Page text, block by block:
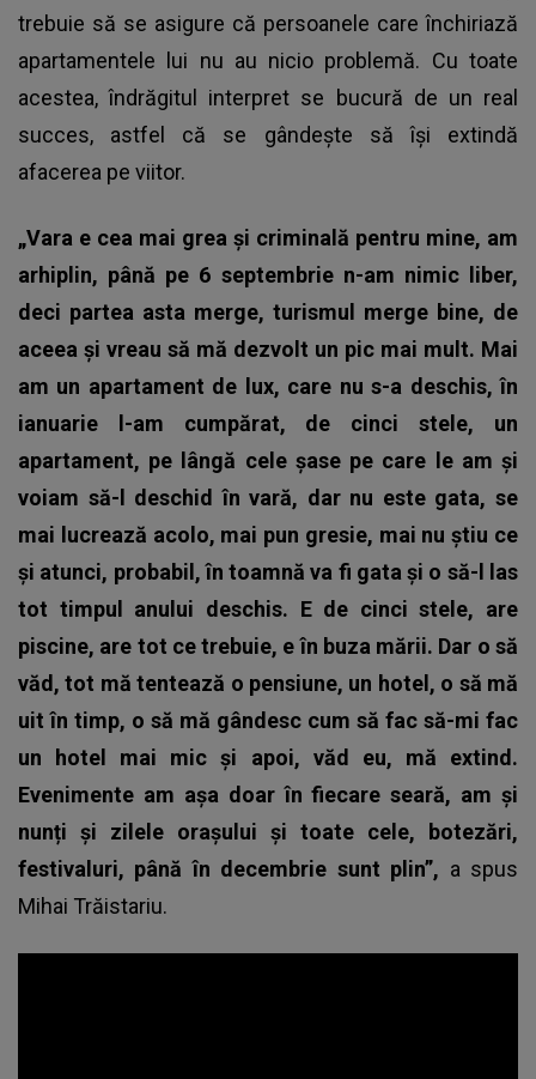
trebuie să se asigure că persoanele care închiriază
apartamentele lui nu au nicio problemă. Cu toate
acestea, îndrăgitul interpret se bucură de un real
succes, astfel că se gândește să își extindă
afacerea pe viitor.
„Vara e cea mai grea și criminală pentru mine, am
arhiplin, până pe 6 septembrie n-am nimic liber,
deci partea asta merge, turismul merge bine, de
aceea și vreau să mă dezvolt un pic mai mult. Mai
am un apartament de lux, care nu s-a deschis, în
ianuarie l-am cumpărat, de cinci stele, un
apartament, pe lângă cele șase pe care le am și
voiam să-l deschid în vară, dar nu este gata, se
mai lucrează acolo, mai pun gresie, mai nu știu ce
și atunci, probabil, în toamnă va fi gata și o să-l las
tot timpul anului deschis. E de cinci stele, are
piscine, are tot ce trebuie, e în buza mării. Dar o să
văd, tot mă tentează o pensiune, un hotel, o să mă
uit în timp, o să mă gândesc cum să fac să-mi fac
un hotel mai mic și apoi, văd eu, mă extind.
Evenimente am așa doar în fiecare seară, am și
nunți și zilele orașului și toate cele, botezări,
festivaluri, până în decembrie sunt plin”, a spus
Mihai Trăistariu.